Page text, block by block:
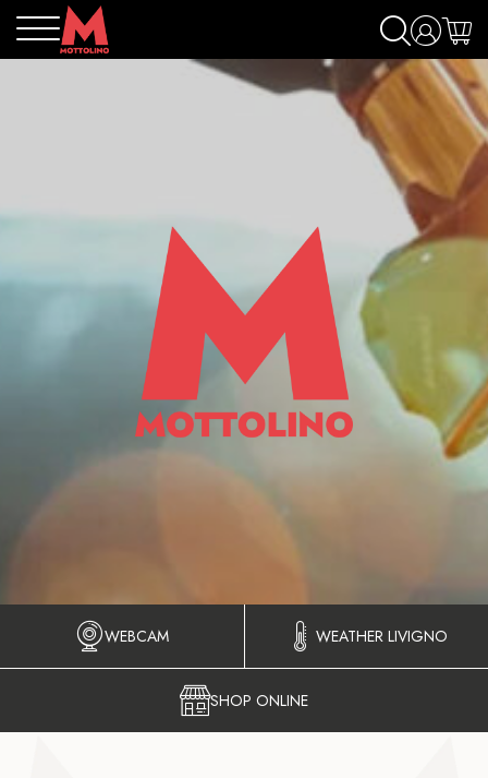
WEBCAM WEATHER LIVIGNO
SHOP ONLINE